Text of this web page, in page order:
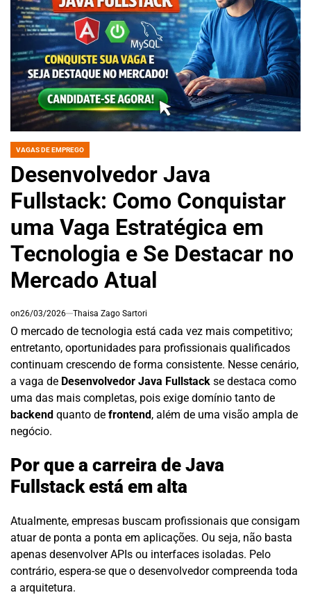
POSTED
VAGAS DE EMPREGO
Desenvolvedor Java
Fullstack: Como Conquistar
uma Vaga Estratégica em
Tecnologia e Se Destacar no
Mercado Atual
on26/03/2026 Thaisa Zago Sartori
O mercado de tecnologia está cada vez mais competitivo;
entretanto, oportunidades para profissionais qualificados
continuam crescendo de forma consistente. Nesse cenário,
a vaga de Desenvolvedor Java Fullstack se destaca como
uma das mais completas, pois exige domínio tanto de
backend quanto de frontend, além de uma visão ampla de
negócio.
Por que a carreira de Java
Fullstack está em alta
Atualmente, empresas buscam profissionais que consigam
atuar de ponta a ponta em aplicações. Ou seja, não basta
apenas desenvolver APIs ou interfaces isoladas. Pelo
contrário, espera-se que o desenvolvedor compreenda toda
a arquitetura.